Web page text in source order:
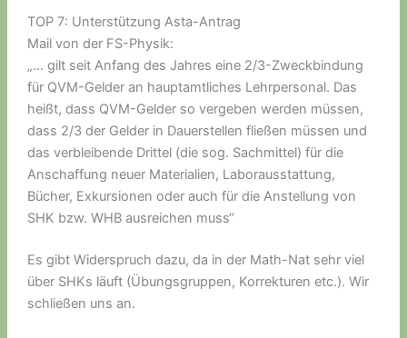
TOP 7: Unterstützung Asta-Antrag
Mail von der FS-Physik:
„… gilt seit Anfang des Jahres eine 2/3-Zweckbindung
für QVM-Gelder an hauptamtliches Lehrpersonal. Das
heißt, dass QVM-Gelder so vergeben werden müssen,
dass 2/3 der Gelder in Dauerstellen fließen müssen und
das verbleibende Drittel (die sog. Sachmittel) für die
Anschaffung neuer Materialien, Laborausstattung,
Bücher, Exkursionen oder auch für die Anstellung von
SHK bzw. WHB ausreichen muss“
Es gibt Widerspruch dazu, da in der Math-Nat sehr viel
über SHKs läuft (Übungsgruppen, Korrekturen etc.). Wir
schließen uns an.